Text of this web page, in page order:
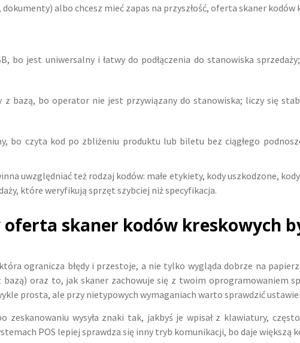
albo chcesz mieć zapas na przyszłość, oferta skaner kodów
bo jest uniwersalny i łatwy do podłączenia do stanowiska
z bazą, bo operator nie jest przywiązany do stanowiska; liczy się
bo czyta kod po zbliżeniu produktu lub biletu bez ciągłego
uwzględniać też rodzaj kodów: małe etykiety, kody uszkodzone,
które weryfikują sprzęt szybciej niż specyfikacja.
skaner kodów kreskowych
ogranicza błędy i przestoje, a nie tylko wygląda dobrze na
oraz to, jak skaner zachowuje się z twoim oprogramowaniem
prosta, ale przy nietypowych wymaganiach warto sprawdzić
zeskanowaniu wysyła znaki tak, jakbyś je wpisał z klawiatury,
POS lepiej sprawdza się inny tryb komunikacji, bo daje większą